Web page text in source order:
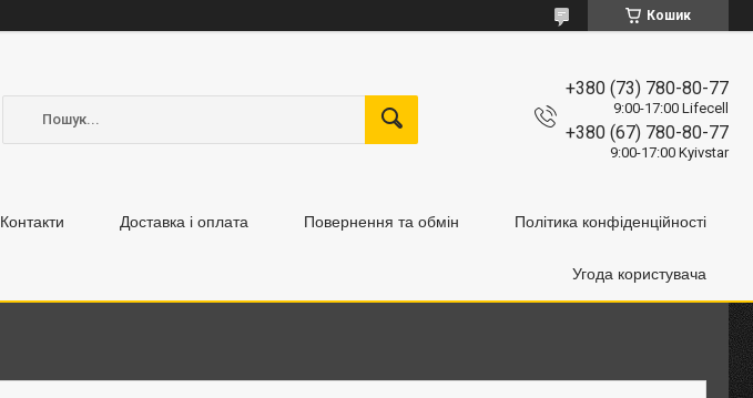
Кошик
+380 (73) 780-80-77
9:00-17:00 Lifecell
+380 (67) 780-80-77
9:00-17:00 Kyivstar
Контакти Доставка і оплата Повернення та обмін Політика конфіденційності
Угода користувача